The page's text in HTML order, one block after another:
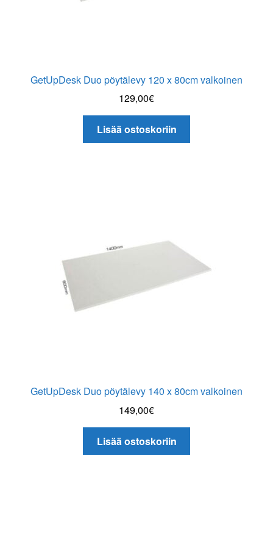
GetUpDesk Duo pöytälevy 120 x 80cm valkoinen
129,00€
Lisää ostoskoriin
GetUpDesk Duo pöytälevy 140 x 80cm valkoinen
149,00€
Lisää ostoskoriin